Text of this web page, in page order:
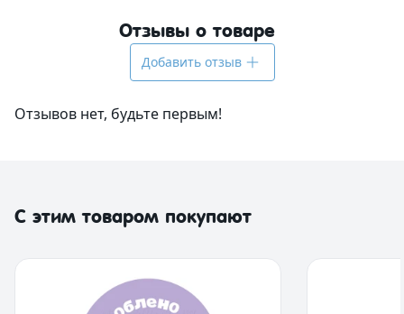
Отзывы о товаре
Добавить отзыв
Отзывов нет, будьте первым!
С этим товаром покупают